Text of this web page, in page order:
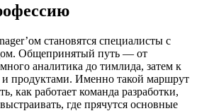
становятся специалисты с
Общепринятый путь — от
аналитика до тимлида, затем к
и продуктами. Именно такой маршрут
как работает команда разработки,
где прячутся основные